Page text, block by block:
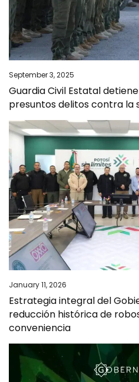
September 3, 2025
Guardia Civil Estatal
presuntos delitos contra la
January 11, 2026
Estrategia integral del
reducción histórica de
conveniencia